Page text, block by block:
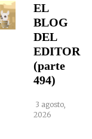
EL
BLOG
DEL
EDITOR
(parte
494)
3 agosto,
2026